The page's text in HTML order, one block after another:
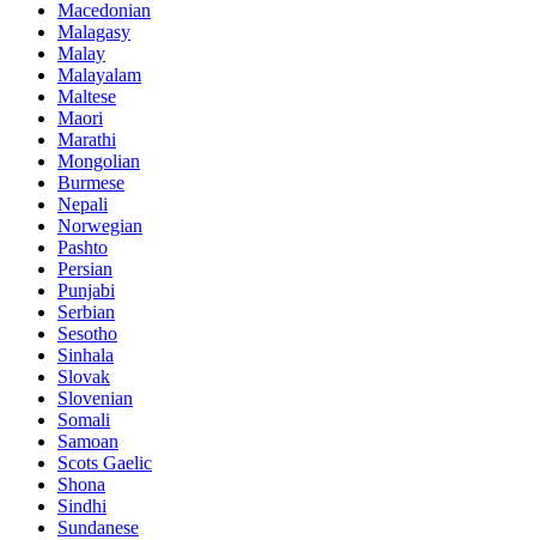
Macedonian
Malagasy
Malay
Malayalam
Maltese
Maori
Marathi
Mongolian
Burmese
Nepali
Norwegian
Pashto
Persian
Punjabi
Serbian
Sesotho
Sinhala
Slovak
Slovenian
Somali
Samoan
Scots Gaelic
Shona
Sindhi
Sundanese